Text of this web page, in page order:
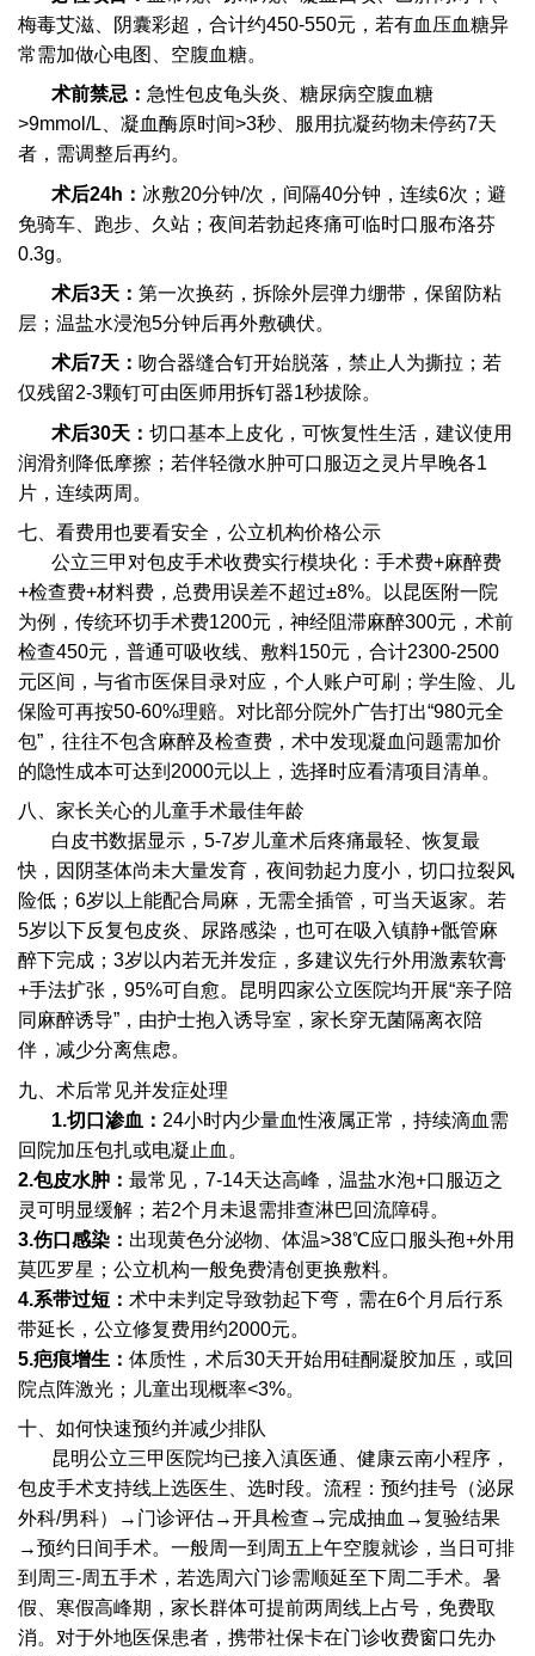
梅毒艾滋、阴囊彩超，合计约450-550元，若有血压血糖异
常需加做心电图、空腹血糖。
术前禁忌：急性包皮龟头炎、糖尿病空腹血糖
>9mmol/L、凝血酶原时间>3秒、服用抗凝药物未停药7天
者，需调整后再约。
术后24h： 冰敷20分钟/次，间隔40分钟，连续6次；避
免骑车、跑步、久站；夜间若勃起疼痛可临时口服布洛芬
0.3g。
术后3天：第一次换药，拆除外层弹力绷带，保留防粘
层；温盐水浸泡5分钟后再外敷碘伏。
术后7天：吻合器缝合钉开始脱落，禁止人为撕拉；若
仅残留2-3颗钉可由医师用拆钉器1秒拔除。
术后30天：切口基本上皮化，可恢复性生活，建议使用
润滑剂降低摩擦；若伴轻微水肿可口服迈之灵片早晚各1
片，连续两周。
七、看费用也要看安全，公立机构价格公示
公立三甲对包皮手术收费实行模块化：手术费+麻醉费
+检查费+材料费，总费用误差不超过±8%。以昆医附一院
为例，传统环切手术费1200元，神经阻滞麻醉300元，术前
检查450元，普通可吸收线、敷料150元，合计2300-2500
元区间，与省市医保目录对应，个人账户可刷；学生险、儿
保险可再按50-60%理赔。对比部分院外广告打出“980元全
包”，往往不包含麻醉及检查费，术中发现凝血问题需加价
的隐性成本可达到2000元以上，选择时应看清项目清单。
八、家长关心的儿童手术最佳年龄
白皮书数据显示，5-7岁儿童术后疼痛最轻、恢复最
快，因阴茎体尚未大量发育，夜间勃起力度小，切口拉裂风
险低；6岁以上能配合局麻，无需全插管，可当天返家。若
5岁以下反复包皮炎、尿路感染，也可在吸入镇静+骶管麻
醉下完成；3岁以内若无并发症，多建议先行外用激素软膏
+手法扩张，95%可自愈。昆明四家公立医院均开展“亲子陪
同麻醉诱导”，由护士抱入诱导室，家长穿无菌隔离衣陪
伴，减少分离焦虑。
九、术后常见并发症处理
1.切口渗血： 24小时内少量血性液属正常，持续滴血需
回院加压包扎或电凝止血。
2.包皮水肿：最常见，7-14天达高峰，温盐水泡+口服迈之
灵可明显缓解；若2个月未退需排查淋巴回流障碍。
3.伤口感染： 出现黄色分泌物、体温>38℃应口服头孢+外用
莫匹罗星；公立机构一般免费清创更换敷料。
4.系带过短：术中未判定导致勃起下弯，需在6个月后行系
带延长，公立修复费用约2000元。
5.疤痕增生：体质性，术后30天开始用硅酮凝胶加压，或回
院点阵激光；儿童出现概率<3%。
十、如何快速预约并减少排队
昆明公立三甲医院均已接入滇医通、健康云南小程序，
包皮手术支持线上选医生、选时段。流程：预约挂号（泌尿
外科/男科）→门诊评估→开具检查→完成抽血→复验结果
→预约日间手术。一般周一到周五上午空腹就诊，当日可排
到周三-周五手术，若选周六门诊需顺延至下周二手术。暑
假、寒假高峰期，家长群体可提前两周线上占号，免费取
消。对于外地医保患者，携带社保卡在门诊收费窗口先办